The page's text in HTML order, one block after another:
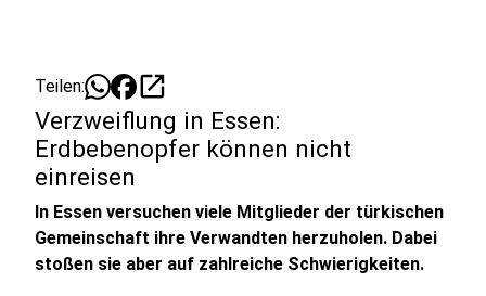
Teilen: open_in_new
Verzweiflung in Essen:
Erdbebenopfer können nicht
einreisen
In Essen versuchen viele Mitglieder der türkischen
Gemeinschaft ihre Verwandten herzuholen. Dabei
stoßen sie aber auf zahlreiche Schwierigkeiten.